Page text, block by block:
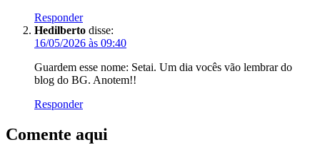
Responder
Hedilberto disse:
16/05/2026 às 09:40
Guardem esse nome: Setai. Um dia vocês vão lembrar do
blog do BG. Anotem!!
Responder
Comente aqui